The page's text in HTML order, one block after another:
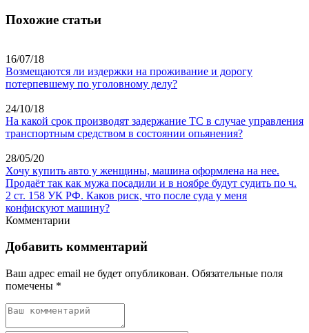
Похожие статьи
16/07/18
Возмещаются ли издержки на проживание и дорогу
потерпевшему по уголовному делу?
24/10/18
На какой срок производят задержание ТС в случае управления
транспортным средством в состоянии опьянения?
28/05/20
Хочу купить авто у женщины, машина оформлена на нее.
Продаёт так как мужа посадили и в ноябре будут судить по ч.
2 ст. 158 УК РФ. Каков риск, что после суда у меня
конфискуют машину?
Комментарии
Добавить комментарий
Ваш адрес email не будет опубликован. Обязательные поля
помечены *